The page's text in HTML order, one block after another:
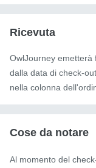
Ricevuta
OwlJourney emetterà
dalla data di check-
nella colonna
Cose da notare
Al momento del